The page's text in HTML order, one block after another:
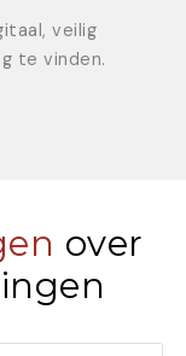
veilig
te vinden.
over